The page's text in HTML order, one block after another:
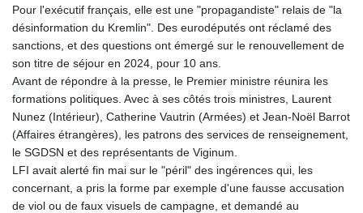
Pour l'exécutif français, elle est une "propagandiste" relais de "la
désinformation du Kremlin". Des eurodéputés ont réclamé des
sanctions, et des questions ont émergé sur le renouvellement de
son titre de séjour en 2024, pour 10 ans.
Avant de répondre à la presse, le Premier ministre réunira les
formations politiques. Avec à ses côtés trois ministres, Laurent
Nunez (Intérieur), Catherine Vautrin (Armées) et Jean-Noël Barrot
(Affaires étrangères), les patrons des services de renseignement,
le SGDSN et des représentants de Viginum.
LFI avait alerté fin mai sur le "péril" des ingérences qui, les
concernant, a pris la forme par exemple d'une fausse accusation
de viol ou de faux visuels de campagne, et demandé au